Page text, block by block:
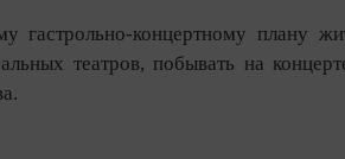
гастрольно-концертному
театров, побывать на